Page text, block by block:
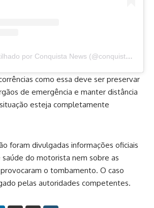
Um post compartilhado por Conquista News (@conquista.news)
como essa deve ser preservar
de emergência e manter distância
esteja completamente
foram divulgadas informações oficiais
do motorista nem sobre as
o tombamento. O caso
pelas autoridades competentes.